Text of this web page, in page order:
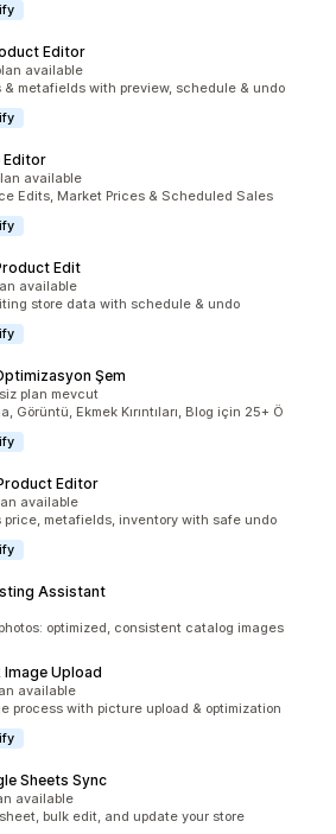
Editor
available
& metafields with preview, schedule & undo
Editor
available
Edits, Market Prices & Scheduled Sales
Edit
available
store data with schedule & undo
Şem
plan mevcut
Görüntü, Ekmek Kırıntıları, Blog için 25+ Ö
Editor
available
price, metafields, inventory with safe undo
Assistant
optimized, consistent catalog images
Image Upload
available
process with picture upload & optimization
Sheets Sync
available
bulk edit, and update your store